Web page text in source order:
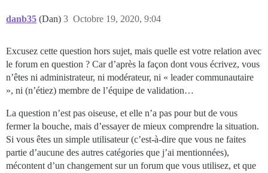
danb35 (Dan) Octobre 19, 2020, 9:04
3
Excusez cette question hors sujet, mais quelle est votre relation avec
le forum en question ? Car d’après la façon dont vous écrivez, vous
n’êtes ni administrateur, ni modérateur, ni « leader communautaire
», ni (n’étiez) membre de l’équipe de validation…
La question n’est pas oiseuse, et elle n’a pas pour but de vous
fermer la bouche, mais d’essayer de mieux comprendre la situation.
Si vous êtes un simple utilisateur (c’est-à-dire que vous ne faites
partie d’aucune des autres catégories que j’ai mentionnées),
mécontent d’un changement sur un forum que vous utilisez, et que